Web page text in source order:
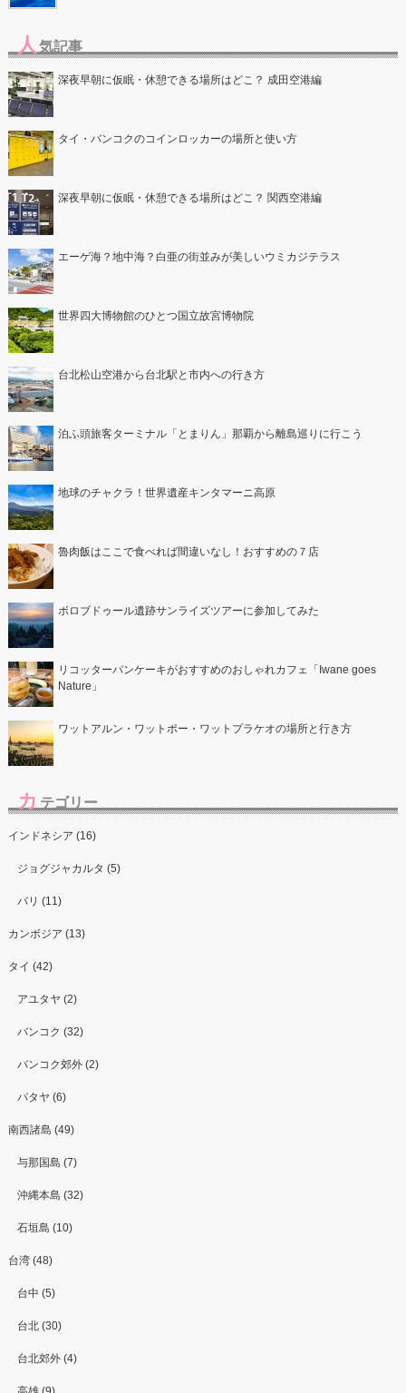
人 気記事
深夜早朝に仮眠・休憩できる場所はどこ？ 成田空港編
タイ・バンコクのコインロッカーの場所と使い方
深夜早朝に仮眠・休憩できる場所はどこ？ 関西空港編
エーゲ海？地中海？白亜の街並みが美しいウミカジテラス
世界四大博物館のひとつ国立故宮博物院
台北松山空港から台北駅と市内への行き方
泊ふ頭旅客ターミナル「とまりん」那覇から離島巡りに行こう
地球のチャクラ！世界遺産キンタマーニ高原
魯肉飯はここで食べれば間違いなし！おすすめの７店
ボロブドゥール遺跡サンライズツアーに参加してみた
リコッターパンケーキがおすすめのおしゃれカフェ「Iwane goes
Nature」
ワットアルン・ワットポー・ワットプラケオの場所と行き方
カ テゴリー
インドネシア (16)
ジョグジャカルタ (5)
バリ (11)
カンボジア (13)
タイ (42)
アユタヤ (2)
バンコク (32)
バンコク郊外 (2)
パタヤ (6)
南西諸島 (49)
与那国島 (7)
沖縄本島 (32)
石垣島 (10)
台湾 (48)
台中 (5)
台北 (30)
台北郊外 (4)